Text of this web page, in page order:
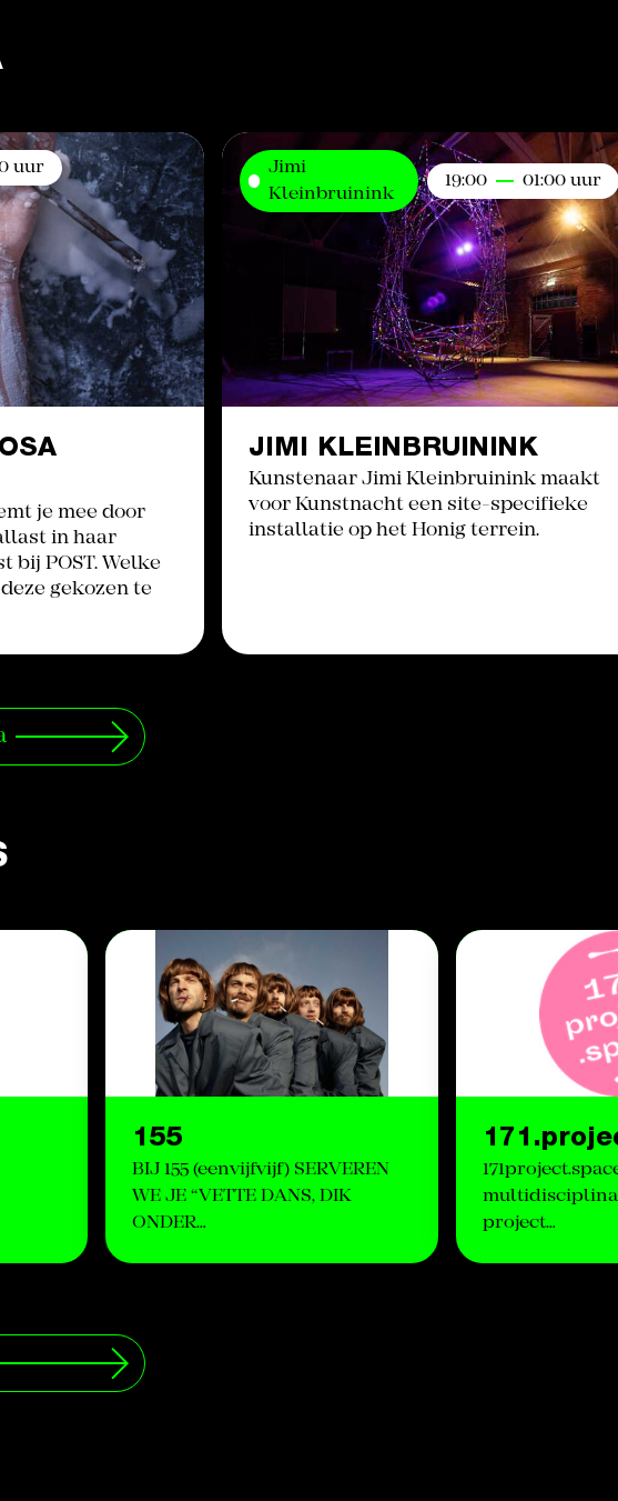
uur
je mee door
in haar
bij POST. Welke
gekozen te
Jimi
Kleinbruinink
19:00 01:00 uur
JIMI KLEINBRUININK
Kunstenaar Jimi Kleinbruinink maakt
voor Kunstnacht een site-specifieke
installatie op het Honig terrein.
155
BIJ 155 (eenvijfvijf) SERVEREN
WE JE “VETTE DANS, DIK
ONDER…
project…